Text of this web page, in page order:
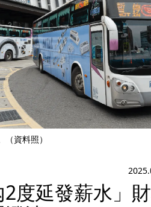
資料照）
度延發薪水」